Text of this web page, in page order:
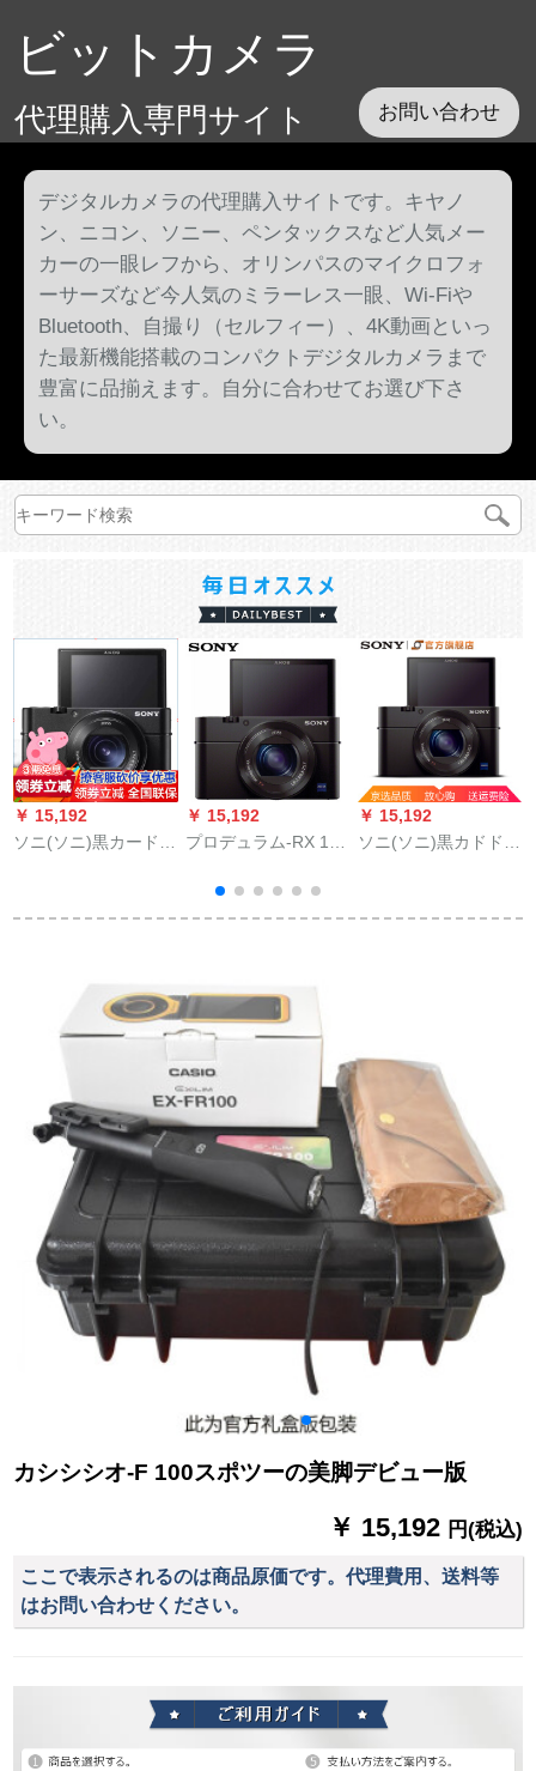
ビットカメラ
代理購入専門サイト お問い合わせ
デジタルカメラの代理購入サイトです。キヤノ
ン、ニコン、ソニー、ペンタックスなど人気メー
カーの一眼レフから、オリンパスのマイクロフォ
ーサーズなど今人気のミラーレス一眼、Wi-Fiや
Bluetooth、自撮り（セルフィー）、4K動画といっ
た最新機能搭載のコンパクトデジタルカメラまで
豊富に品揃えます。自分に合わせてお選び下さ
い。
￥ 15,192
ソニ(ソニ)黒カードド
RX 100 VA(RX 100 M
￥ 15,192
プロデュラム-RX 100
セト6 G 4 Kカード
+オリジナ1電池+ソル
￥ 15,192
ソニ(ソニ)黒カドドド
DIP-RX 100 III(R 100
カシシシオ-F 100スポツーの美脚デビュー版
￥ 15,192 円(税込)
ここで表示されるのは商品原価です。代理費用、送料等
はお問い合わせください。